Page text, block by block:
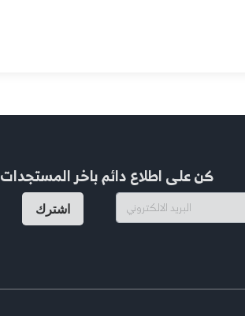
كن على اطلاع دائم باخر المستجدات
اشترك